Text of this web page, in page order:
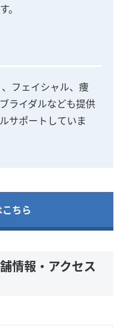
。
フェイシャル、痩
ライダルなども提供
サポートしていま
ちら
情報・アクセス